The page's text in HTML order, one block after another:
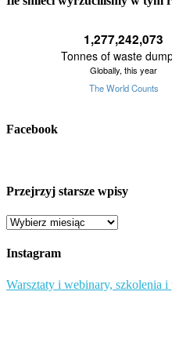
Facebook
Przejrzyj starsze wpisy
Przejrzyj
wpisy
Instagram
Warsztaty i webinary, szkolenia